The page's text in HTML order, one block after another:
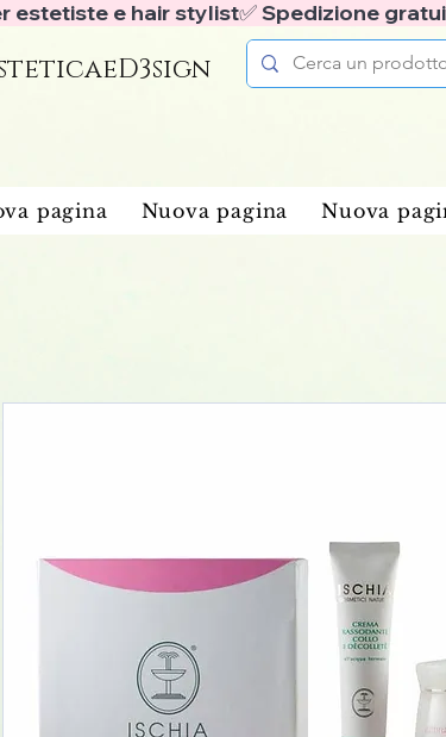
estetiste e hair stylist✅ Spedizione
pagina Nuova pagina Nuova